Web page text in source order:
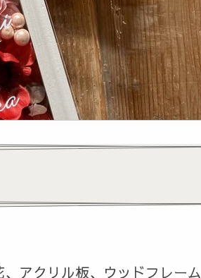
アクリル板、ウッドフレーム